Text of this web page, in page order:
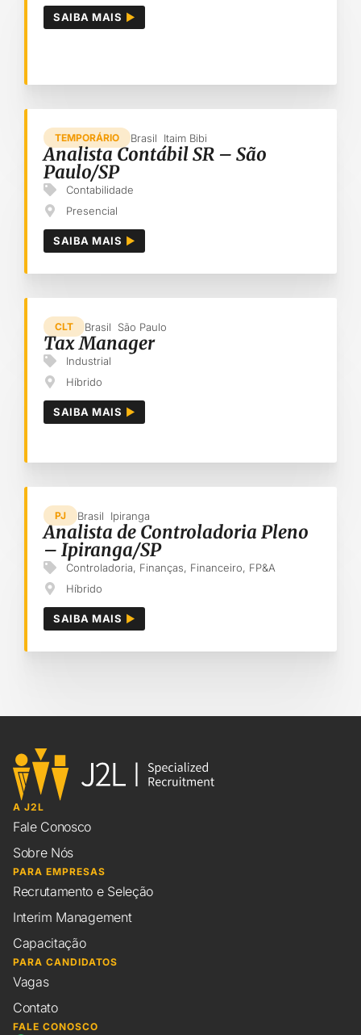
SAIBA MAIS
Brasil Itaim Bibi
TEMPORÁRIO
Analista Contábil SR – São
Paulo/SP
Contabilidade
Presencial
SAIBA MAIS
Brasil São Paulo
CLT
Tax Manager
Industrial
Híbrido
SAIBA MAIS
Brasil Ipiranga
PJ
Analista de Controladoria Pleno
– Ipiranga/SP
Controladoria, Finanças, Financeiro, FP&A
Híbrido
SAIBA MAIS
A J2L
Fale Conosco
Sobre Nós
PARA EMPRESAS
Recrutamento e Seleção
Interim Management
Capacitação
PARA CANDIDATOS
Vagas
Contato
FALE CONOSCO